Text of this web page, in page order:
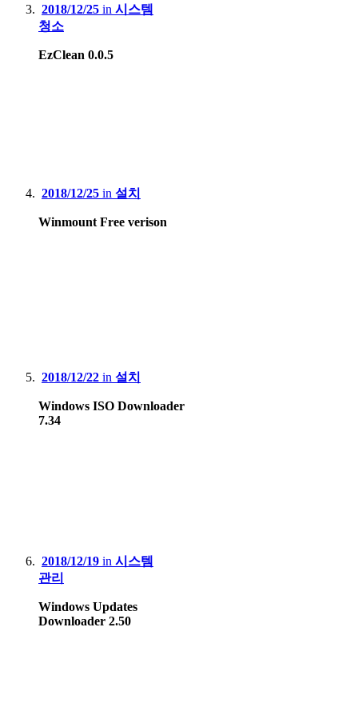
2018/12/25 in 시스템
청소
EzClean 0.0.5
2018/12/25 in 설치
Winmount Free verison
2018/12/22 in 설치
Windows ISO Downloader
7.34
2018/12/19 in 시스템
관리
Windows Updates
Downloader 2.50